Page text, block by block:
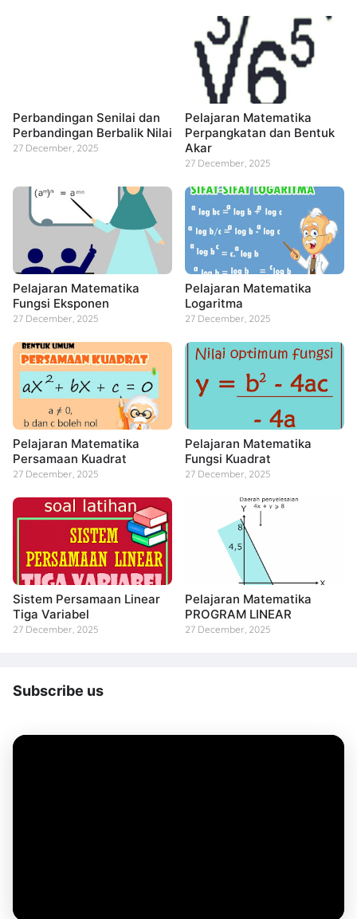
Perbandingan Senilai dan
Perbandingan Berbalik Nilai
27 December, 2025
Pelajaran Matematika
Perpangkatan dan Bentuk
Akar
27 December, 2025
Pelajaran Matematika
Fungsi Eksponen
27 December, 2025
Pelajaran Matematika
Logaritma
27 December, 2025
Pelajaran Matematika
Persamaan Kuadrat
27 December, 2025
Pelajaran Matematika
Fungsi Kuadrat
27 December, 2025
Sistem Persamaan Linear
Tiga Variabel
27 December, 2025
Pelajaran Matematika
PROGRAM LINEAR
27 December, 2025
Subscribe us